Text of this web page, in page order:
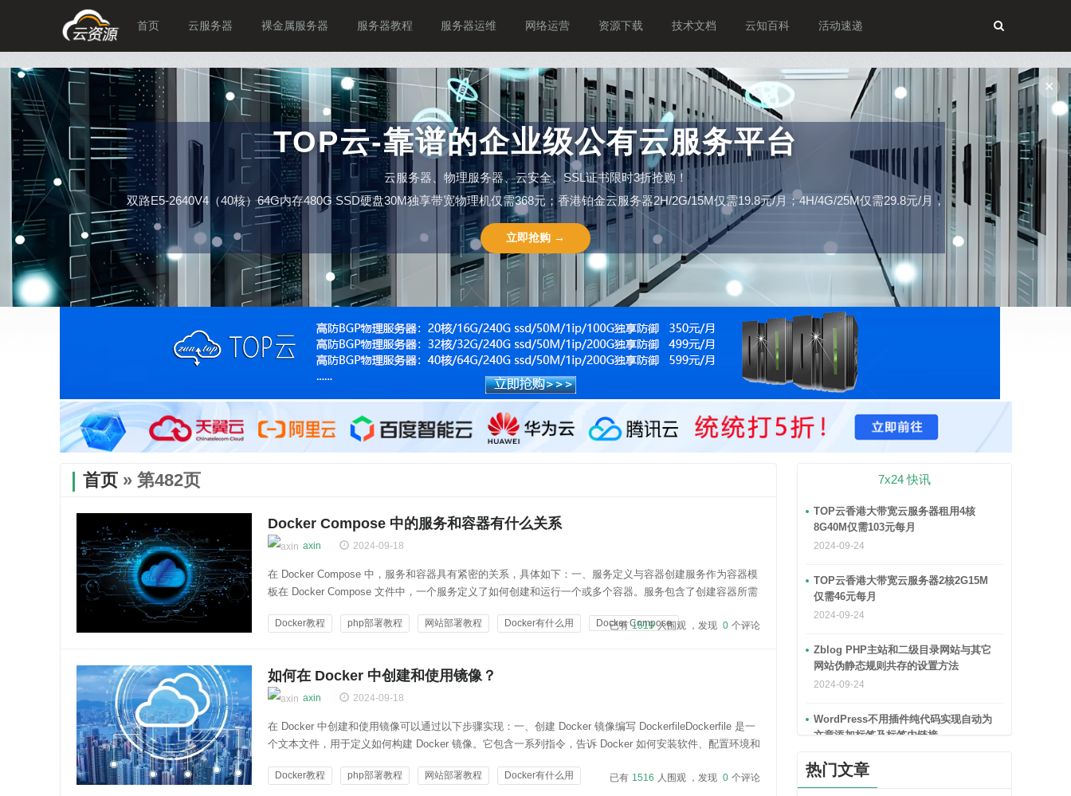
TOP云-靠谱的企业级公有云服务平台
云服务器、物理服务器、云安全、SSL证书限时3折抢购！
双路E5-2640V4（40核）64G内存480G SSD硬盘30M独享带宽物理机仅需368元；香港铂金云服务器2H/2G/15M仅需19.8元/月；4H/4G/25M仅需29.8元/月，
立即抢购 →
✕
首页 云服务器 裸金属服务器 服务器教程 服务器运维 网络运营 资源下载 技术文档 云知百科 活动速递
首页» 第482页
Docker Compose 中的服务和容器有什么关系
axin 2024-09-18
在 Docker Compose 中，服务和容器具有紧密的关系，具体如下：一、服务定义与容器创建服务作为容器模
板在 Docker Compose 文件中，一个服务定义了如何创建和运行一个或多个容器。服务包含了创建容器所需
Compose 文件中的服务定义：yam...
Docker教程 php部署教程 网站部署教程 Docker有什么用 Docker Compose
已有 1519 人围观 ，发现 0 个评论
如何在 Docker 中创建和使用镜像？
axin 2024-09-18
在 Docker 中创建和使用镜像可以通过以下步骤实现：一、创建 Docker 镜像编写 DockerfileDockerfile 是一
个文本文件，用于定义如何构建 Docker 镜像。它包含一系列指令，告诉 Docker 如何安装软件、配置环境和
Docker教程 php部署教程 网站部署教程 Docker有什么用 已有 1516 人围观 ，发现 0 个评论
7x24 快讯
TOP云香港大带宽云服务器租用4核
8G40M仅需103元每月
2024-09-24
TOP云香港大带宽云服务器2核2G15M
仅需46元每月
2024-09-24
Zblog PHP主站和二级目录网站与其它
网站伪静态规则共存的设置方法
2024-09-24
WordPress不用插件纯代码实现自动为
文章添加标签及标签内链接
jQuery网站顶部定时折叠收起广告代码
热门文章